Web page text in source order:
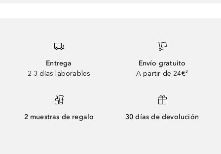
Entrega
2-3 días laborables
Envío gratuito
A partir de 24€³
2 muestras de regalo 30 días de devolución